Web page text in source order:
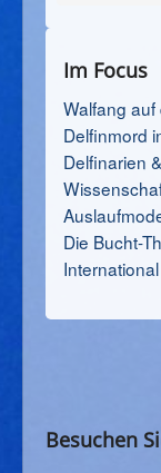
Im Focus
Walfang
Delfinmord
Delfinarien
Die Bucht-
Besuchen